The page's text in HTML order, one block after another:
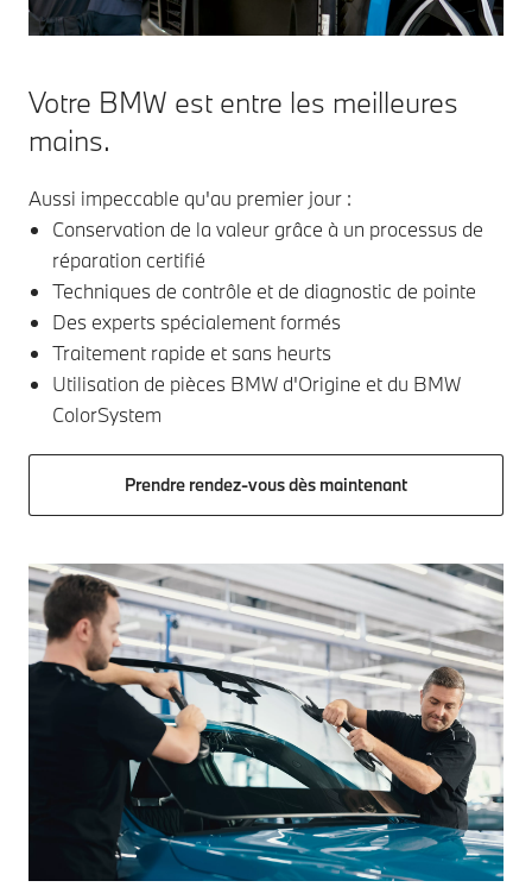
Votre BMW est entre les meilleures
mains.
Aussi impeccable qu'au premier jour :
Conservation de la valeur grâce à un processus de
réparation certifié
Techniques de contrôle et de diagnostic de pointe
Des experts spécialement formés
Traitement rapide et sans heurts
Utilisation de pièces BMW d'Origine et du BMW
ColorSystem
Prendre rendez-vous dès maintenant